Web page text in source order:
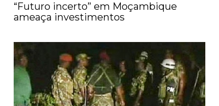
“Futuro incerto” em Moçambique
ameaça investimentos